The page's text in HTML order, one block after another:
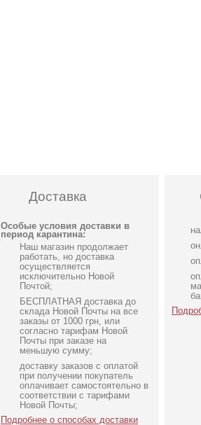
Доставка
Особые условия доставки в
период карантина:
Наш магазин продолжает
работать, но доставка
осуществляется
исключительно Новой
Почтой;
БЕСПЛАТНАЯ доставка до
склада Новой Почты на все
заказы от 1000 грн, или
согласно тарифам Новой
Почты при заказе на
меньшую сумму;
доставку заказов с оплатой
при получении покупатель
оплачивает самостоятельно в
соответствии с тарифами
Новой Почты;
Подробнее о способах доставки
Легкое шифоновое
короткое платье с
цветочным принтом